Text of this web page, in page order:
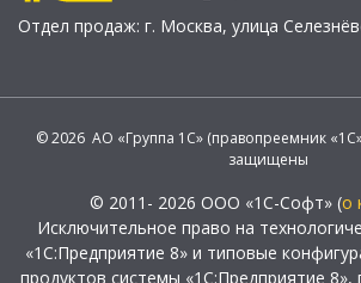
Отдел продаж: г. Москва, улица
© 2026 АО «Группа 1С» (правопреемник
защищены
© 2011- 2026 ООО «1С-Софт» (о
Исключительное право на
«1С:Предприятие 8» и типовые
продуктов системы «1С:Предприятие 8»,